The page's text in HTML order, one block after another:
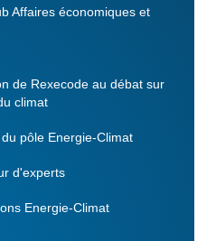
Affaires économiques et
de Rexecode au débat sur
climat
pôle Energie-Climat
d'experts
Energie-Climat